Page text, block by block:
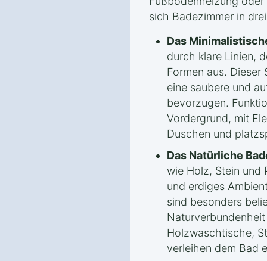
sich Badezimmer in
Das
durch klare Linien,
Formen aus.
eine saubere und
bevorzugen.
Vordergrund, mit
Duschen und
Das Natürliche
wie Holz, Stein und
und erdiges
sind besonders
Holzwaschtische,
verleihen dem Bad